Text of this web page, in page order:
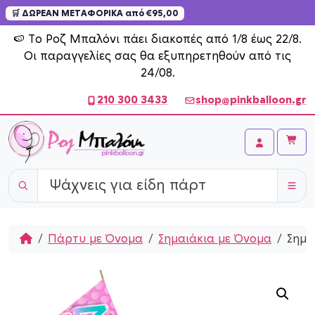
🛒 ΔΩΡΕΑΝ ΜΕΤΑΦΟΡΙΚΑ από €95,00
🍉 Το Ροζ Μπαλόνι πάει διακοπές από 1/8 έως 22/8.
Οι παραγγελίες σας θα εξυπηρετηθούν από τις
24/08.
Skip to content
210 300 3433 shop@pinkballoon.gr
Account
Cart
HomeΠάρτυ με Όνομα Σημαιάκια με Όνομα